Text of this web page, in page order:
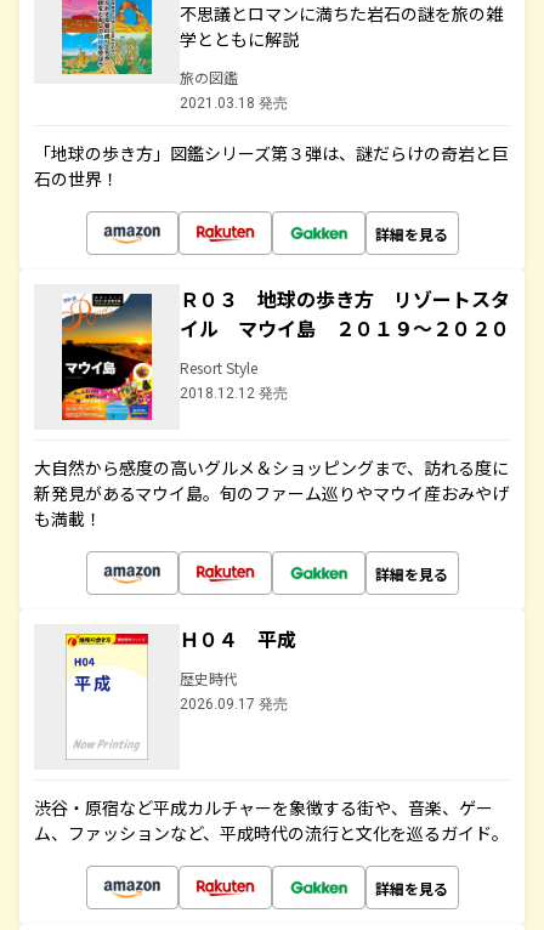
不思議とロマンに満ちた岩石の謎を旅の雑
学とともに解説
旅の図鑑
2021.03.18 発売
「地球の歩き方」図鑑シリーズ第３弾は、謎だらけの奇岩と巨
石の世界！
詳細を見る
Ｒ０３ 地球の歩き方 リゾートスタ
イル マウイ島 ２０１９～２０２０
Resort Style
2018.12.12 発売
大自然から感度の高いグルメ＆ショッピングまで、訪れる度に
新発見があるマウイ島。旬のファーム巡りやマウイ産おみやげ
も満載！
詳細を見る
Ｈ０４ 平成
歴史時代
2026.09.17 発売
渋谷・原宿など平成カルチャーを象徴する街や、音楽、ゲー
ム、ファッションなど、平成時代の流行と文化を巡るガイド。
詳細を見る